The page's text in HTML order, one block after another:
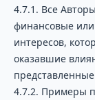
4.7.1. Все
финансовые
интересов,
оказавшие
4.7.2. Примеры